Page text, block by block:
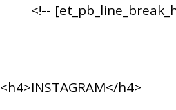
<!--
<h4>INSTAGRAM</h4>